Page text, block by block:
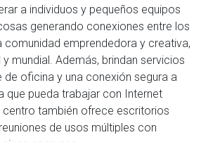
a individuos y pequeños equipos
generando conexiones entre los
comunidad emprendedora y creativa,
mundial. Además, brindan servicios
de oficina y una conexión segura a
que pueda trabajar con Internet
centro también ofrece escritorios
de usos múltiples con